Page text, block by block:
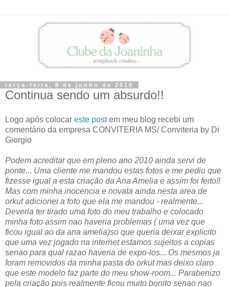
terça-feira, 8 de junho de 2010
Continua sendo um absurdo!!
Logo após colocar este postem meu blog recebi um
comentário da empresa CONVITERIA MS/ Conviteria by Di
Giorgio
Podem acreditar que em pleno ano 2010 ainda servi de
ponte... Uma cliente me mandou estas fotos e me pediu que
fizesse igual a esta criação da Ana Amelia e assim foi feito!!
Mas com minha inocencia e novata ainda nesta area de
orkut adicionei a foto que ela me mandou - realmente...
Deveria ter tirado uma foto do meu trabalho e colocado
minha foto assim nao haveria problemas ( uma vez que
ficou igual ao da ana amelia)so que queria deixar explicito
que uma vez jogado na internet estamos sujeitos a copias
senao para qual razao haveria de expo-los... Os mesmos ja
foram removidos da minha pasta do orkut mas deixo claro
que este modelo faz parte do meu show-room... Parabenizo
pela criação pois realmente ficou muito bonito senao nao